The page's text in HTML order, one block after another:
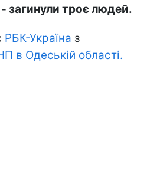
загинули троє людей.
РБК-Україна з
в Одеській області.